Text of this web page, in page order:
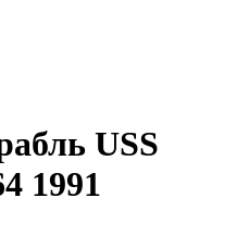
USS
1991